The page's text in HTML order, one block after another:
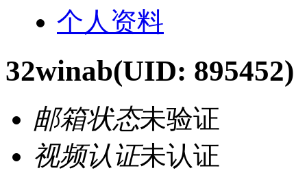
个人资料
32winab(UID: 895452)
邮箱状态未验证
视频认证未认证